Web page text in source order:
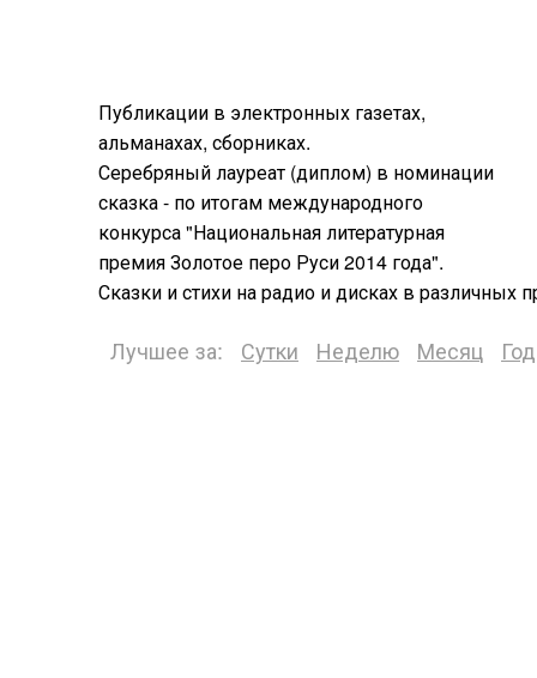
Публикации в электронных газетах,
альманахах, сборниках.
Серебряный лауреат (диплом) в номинации
сказка - по итогам международного
конкурса "Национальная литературная
премия Золотое перо Руси 2014 года".
Сказки и стихи на радио и дисках в различных
Лучшее за: Сутки Неделю Месяц Год